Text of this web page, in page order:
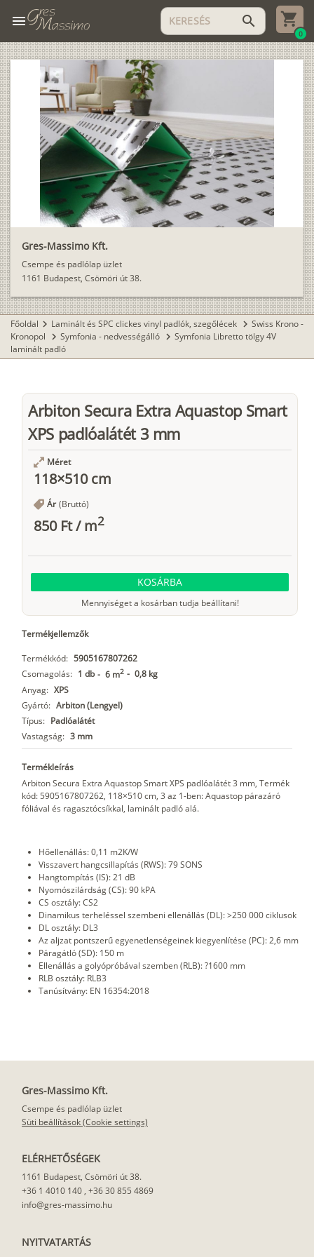
menu search
0
Gres-Massimo Kft.
Csempe és padlólap üzlet
1161 Budapest, Csömöri út 38.
Főoldal chevron_right Laminált és SPC clickes vinyl padlók, szegőlécek chevron_right Swiss Krono -
Kronopol chevron_right Symfonia - nedvességálló chevron_right Symfonia Libretto tölgy 4V
laminált padló
Arbiton Secura Extra Aquastop Smart
XPS padlóalátét 3 mm
Méret
118×510 cm
Ár (Bruttó)
850 Ft/m2
KOSÁRBA
Mennyiséget a kosárban tudja beállítani!
Termékjellemzők
Termékkód: 5905167807262
Csomagolás: 1 db - 6 m2 - 0,8 kg
Anyag: XPS
Gyártó: Arbiton (Lengyel)
Típus: Padlóalátét
Vastagság: 3 mm
Termékleírás
Arbiton Secura Extra Aquastop Smart XPS padlóalátét 3 mm, Termék
kód: 5905167807262, 118×510 cm, 3 az 1-ben: Aquastop párazáró
fóliával és ragasztócsíkkal, laminált padló alá.
Hőellenállás: 0,11 m2K/W
Visszavert hangcsillapítás (RWS): 79 SONS
Hangtompítás (IS): 21 dB
Nyomószilárdság (CS): 90 kPA
CS osztály: CS2
Dinamikus terheléssel szembeni ellenállás (DL): >250 000 ciklusok
DL osztály: DL3
Az aljzat pontszerű egyenetlenségeinek kiegyenlítése (PC): 2,6 mm
Páragátló (SD): 150 m
Ellenállás a golyópróbával szemben (RLB): ?1600 mm
RLB osztály: RLB3
Tanúsítvány: EN 16354:2018
Gres-Massimo Kft.
Csempe és padlólap üzlet
Süti beállítások (Cookie settings)
ELÉRHETŐSÉGEK
1161 Budapest, Csömöri út 38.
+36 1 4010 140 , +36 30 855 4869
info@gres-massimo.hu
NYITVATARTÁS